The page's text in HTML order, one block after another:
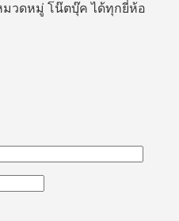
มวดหมู่ โน๊ตบุ๊ค ได้ทุกยี่ห้อ